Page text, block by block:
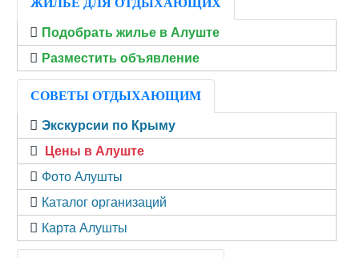
ЖИЛЬЁ ДЛЯ ОТДЫХАЮЩИХ
Подобрать жилье в Алуште
Разместить объявление
СОВЕТЫ ОТДЫХАЮЩИМ
Экскурсии по Крыму
Цены в Алуште
Фото Алушты
Каталог организаций
Карта Алушты